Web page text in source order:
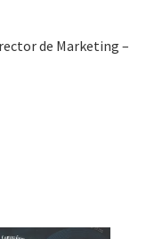
de Marketing –